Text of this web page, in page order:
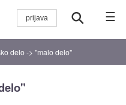
☰
delo -> "malo delo"